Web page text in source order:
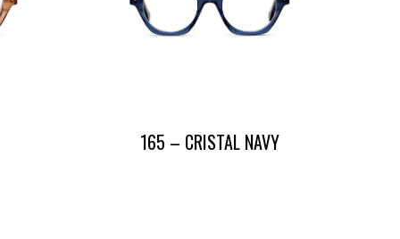
165 – CRISTAL NAVY